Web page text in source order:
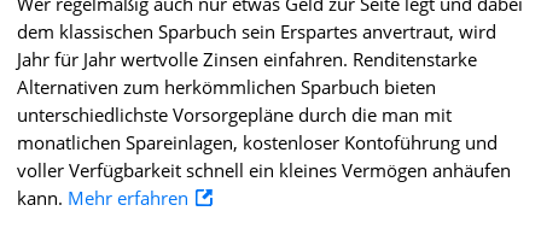
dem klassischen Sparbuch sein Erspartes anvertraut, wird
Jahr für Jahr wertvolle Zinsen einfahren. Renditenstarke
Alternativen zum herkömmlichen Sparbuch bieten
unterschiedlichste Vorsorgepläne durch die man mit
monatlichen Spareinlagen, kostenloser Kontoführung und
voller Verfügbarkeit schnell ein kleines Vermögen anhäufen
kann. Mehr erfahren